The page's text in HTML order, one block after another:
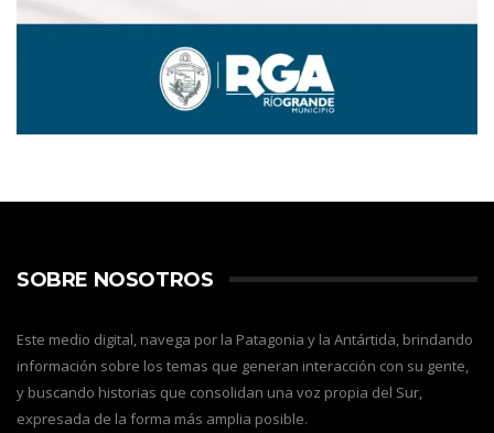
SOBRE NOSOTROS
Este medio digital, navega por la Patagonia y la Antártida, brindando
información sobre los temas que generan interacción con su gente,
y buscando historias que consolidan una voz propia del Sur,
expresada de la forma más amplia posible.